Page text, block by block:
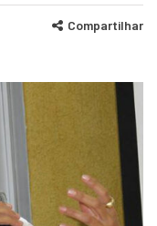
Compartilhar